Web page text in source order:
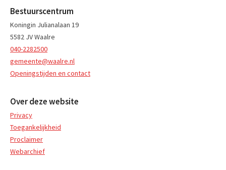
Bestuurscentrum
Koningin Julianalaan 19
5582 JV Waalre
040-2282500
gemeente@waalre.nl
Openingstijden en contact
Over deze website
Privacy
Toegankelijkheid
Proclaimer
Webarchief